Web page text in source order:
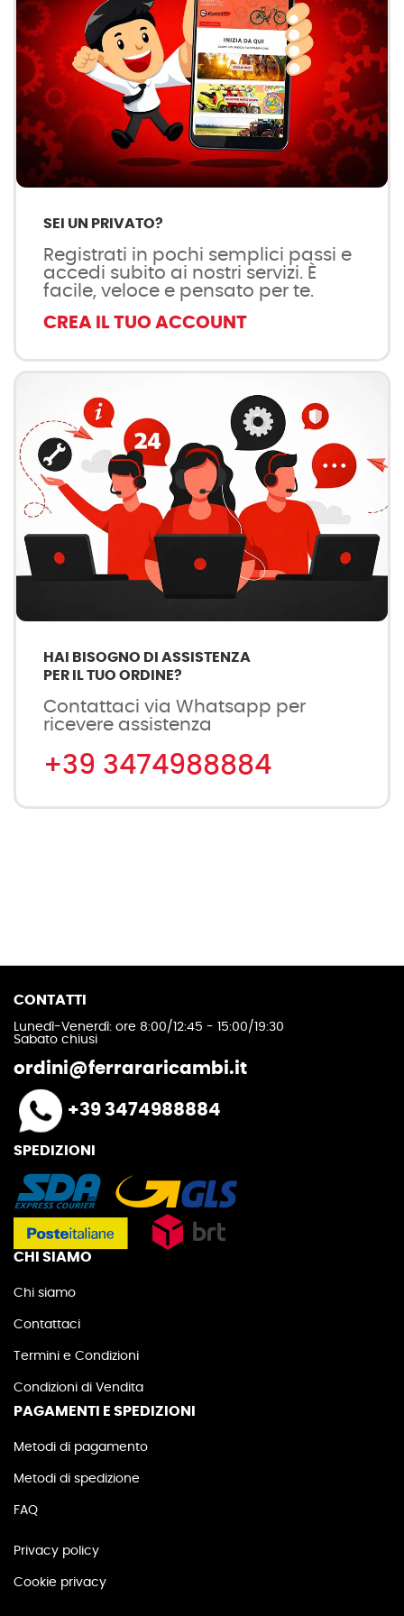
SEI UN PRIVATO?
Registrati in pochi semplici passi e
accedi subito ai nostri servizi. È
facile, veloce e pensato per te.
CREA IL TUO ACCOUNT
HAI BISOGNO DI ASSISTENZA
PER IL TUO ORDINE?
Contattaci via Whatsapp per
ricevere assistenza
+39 3474988884
CONTATTI
Lunedì-Venerdì: ore 8:00/12:45 - 15:00/19:30
Sabato chiusi
ordini@ferrararicambi.it
+39 3474988884
SPEDIZIONI
CHI SIAMO
Chi siamo
Contattaci
Termini e Condizioni
Condizioni di Vendita
PAGAMENTI E SPEDIZIONI
Metodi di pagamento
Metodi di spedizione
FAQ
Privacy policy
Cookie privacy